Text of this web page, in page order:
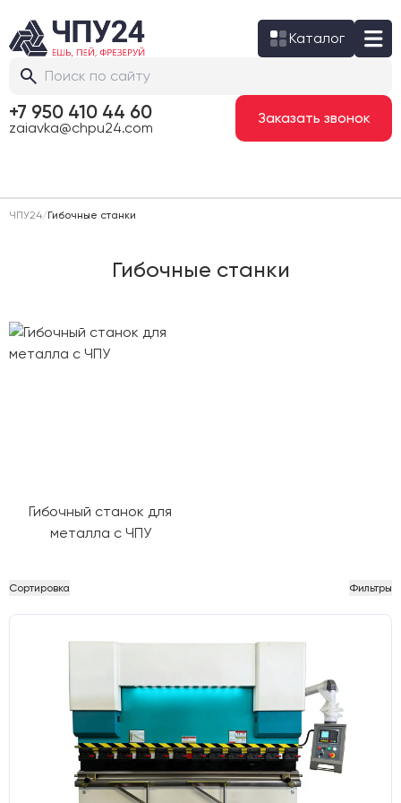
Каталог
+7 950 410 44 60
zaiavka@chpu24.com
Заказать звонок
ЧПУ24/Гибочные станки
Гибочные станки
Гибочный станок для
металла с ЧПУ
Сортировка Фильтры